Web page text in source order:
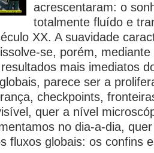
acrescentaram: o
totalmente fluído e
XX. A suavidade
se, porém,
mais imediatos
parece ser a
checkpoints,
quer a nível
no dia-a-dia,
fluxos globais: os confins